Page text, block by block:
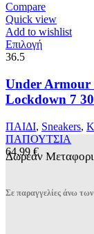
του
προϊόντος
Compare
Quick view
Add to wishlist
ΕπιλογήΑυτό
έχει
πολλαπλές
επιλογές
μπορούν
να
σελίδα
36.5
Under Armour
Lockdown 7
ΠΑΙΔΙ, Sneakers,
ΠΑΠΟΥΤΣΙΑ
64,99 €
Δωρεάν
Σε παραγγελίες άνω